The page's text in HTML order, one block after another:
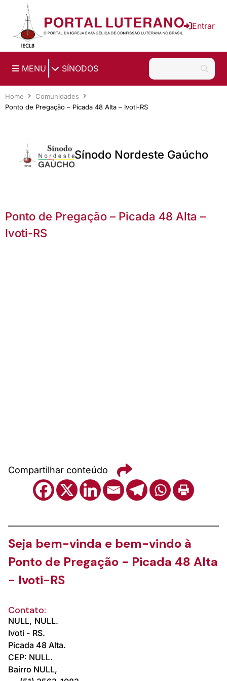
Ir para o conteúdo principal
Entrar
MENU SÍNODOS
Home
Comunidades
Ponto de Pregação – Picada 48 Alta – Ivoti-RS
Sínodo Nordeste Gaúcho
Ponto de Pregação – Picada 48 Alta –
Ivoti-RS
Compartilhar conteúdo
Seja bem-vinda e bem-vindo à
Ponto de Pregação - Picada 48 Alta
- Ivoti-RS
Contato:
NULL, NULL.
Ivoti - RS.
Picada 48 Alta.
CEP: NULL.
Bairro NULL,